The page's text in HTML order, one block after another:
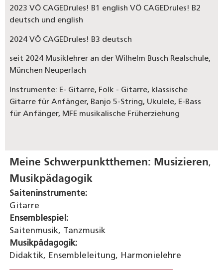
2023 VÖ CAGEDrules! B1 english VÖ CAGEDrules! B2
deutsch und english
2024 VÖ CAGEDrules! B3 deutsch
seit 2024 Musiklehrer an der Wilhelm Busch Realschule,
München Neuperlach
Instrumente: E- Gitarre, Folk - Gitarre, klassische
Gitarre für Anfänger, Banjo 5-String, Ukulele, E-Bass
für Anfänger, MFE musikalische Früherziehung
Meine Schwerpunktthemen: Musizieren,
Musikpädagogik
Saiteninstrumente:
Gitarre
Ensemblespiel:
Saitenmusik, Tanzmusik
Musikpädagogik:
Didaktik, Ensembleleitung, Harmonielehre